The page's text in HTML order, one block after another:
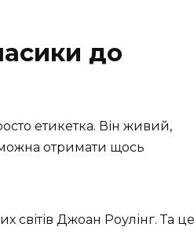
до
етикетка. Він живий,
отримати щось
світів Джоан Роулінг. Та це